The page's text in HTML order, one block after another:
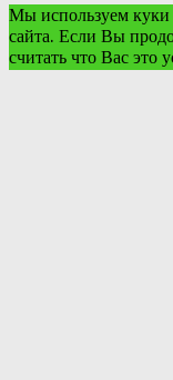
Мы используем куки
сайта. Если Вы
считать что Вас это